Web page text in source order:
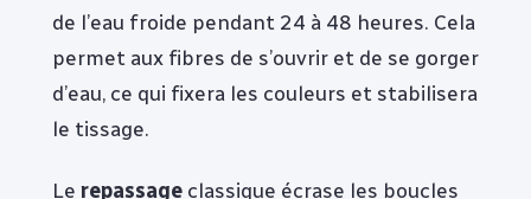
de l’eau froide pendant 24 à 48 heures. Cela
permet aux fibres de s’ouvrir et de se gorger
d’eau, ce qui fixera les couleurs et stabilisera
le tissage.
Le repassage classique écrase les boucles